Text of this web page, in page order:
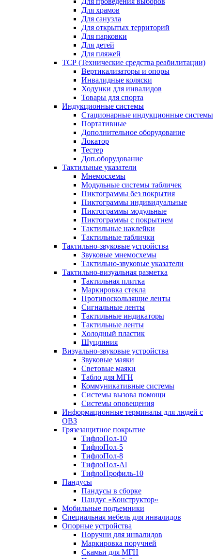
Для храмов
Для санузла
Для открытых территорий
Для парковки
Для детей
Для пляжей
ТСР (Технические средства реабилитации)
Вертикализаторы и опоры
Инвалидные коляски
Ходунки для инвалидов
Товары для спорта
Индукционные системы
Стационарные индукционные системы
Портативные
Дополнительное оборудование
Локатор
Тестер
Доп.оборудование
Тактильные указатели
Мнемосхемы
Модульные системы табличек
Пиктограммы без покрытия
Пиктограммы индивидуальные
Пиктограммы модульные
Пиктограммы с покрытием
Тактильные наклейки
Тактильные таблички
Тактильно-звуковые устройства
Звуковые мнемосхемы
Тактильно-звуковые указатели
Тактильно-визуальная разметка
Тактильная плитка
Маркировка стекла
Противоскользящие ленты
Сигнальные ленты
Тактильные индикаторы
Тактильные ленты
Холодный пластик
Шуцлиния
Визуально-звуковые устройства
Звуковые маяки
Световые маяки
Табло для МГН
Коммуникативные системы
Системы вызова помощи
Системы оповещения
Информационные терминалы для людей с
ОВЗ
Грязезащитное покрытие
ТифлоПол-10
ТифлоПол-5
ТифлоПол-8
ТифлоПол-Al
ТифлоПрофиль-10
Пандусы
Пандусы в сборке
Пандус «Конструктор»
Мобильные подъемники
Специальная мебель для инвалидов
Опорные устройства
Поручни для инвалидов
Маркировка поручней
Скамьи для МГН